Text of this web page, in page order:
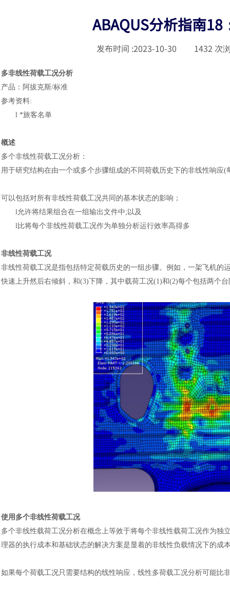
ABAQUS分析指南
发布时间 :2023-10-30 1432 次
多非线性荷载工况分析
产品 ： 阿拔克斯/标准
参考资料:
l *旅客名单
概述
多个非线性荷载工况分析 ：
用于研究结构在由一个或多个步骤组成的不同荷载历史下的非线性响应(
可以包括对所有非线性荷载工况共同的基本状态的影响 ；
l允许将结果组合在一组输出文件中 ;以及
l比将每个非线性荷载工况作为单独分析运行效率高得多
非线性荷载工况
非线性荷载工况是指包括特定荷载历史的一组步骤。例如，一架飞机的
快速上升然后右倾斜，和(3)下降，其中载荷工况(1)和(2)每个包括两个
使用多个非线性荷载工况
多个非线性载荷工况分析在概念上等效于将每个非线性载荷工况作为
理器的执行成本和基础状态的解决方案是显着的非线性负载情况下的
如果每个荷载工况只需要结构的线性响应，线性多荷载工况分析可能